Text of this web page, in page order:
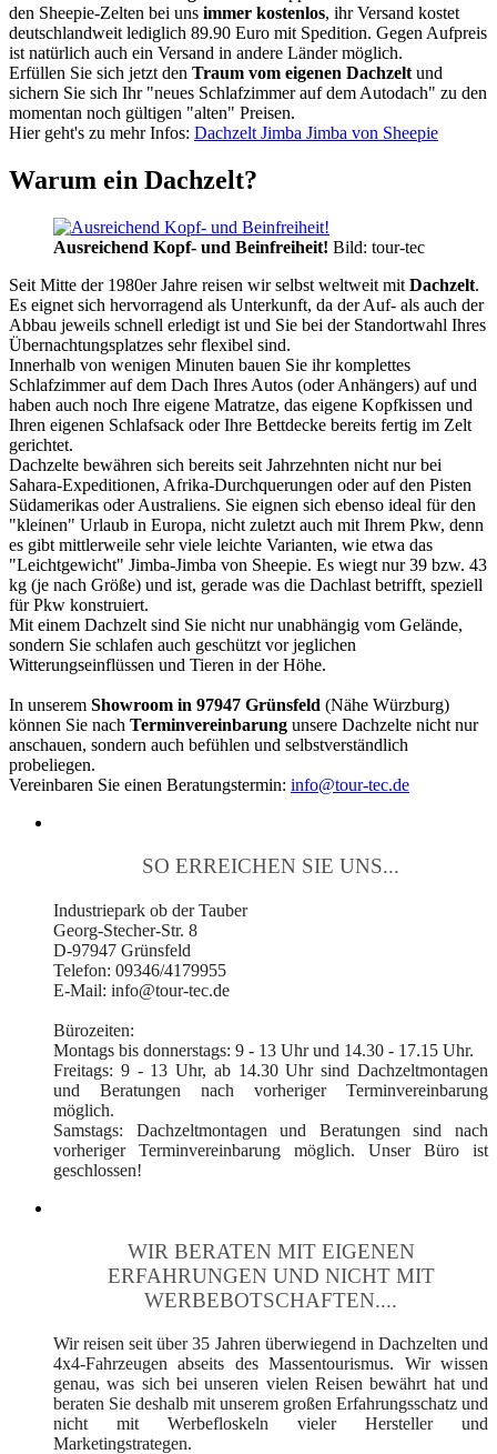
den Sheepie-Zelten bei uns immer kostenlos, ihr Versand kostet
deutschlandweit lediglich 89.90 Euro mit Spedition. Gegen Aufpreis
ist natürlich auch ein Versand in andere Länder möglich.
Erfüllen Sie sich jetzt den Traum vom eigenen Dachzelt und
sichern Sie sich Ihr "neues Schlafzimmer auf dem Autodach" zu den
momentan noch gültigen "alten" Preisen.
Hier geht's zu mehr Infos: Dachzelt Jimba Jimba von Sheepie
Warum ein Dachzelt?
Ausreichend Kopf- und Beinfreiheit! Bild: tour-tec
Seit Mitte der 1980er Jahre reisen wir selbst weltweit mit Dachzelt.
Es eignet sich hervorragend als Unterkunft, da der Auf- als auch der
Abbau jeweils schnell erledigt ist und Sie bei der Standortwahl Ihres
Übernachtungsplatzes sehr flexibel sind.
Innerhalb von wenigen Minuten bauen Sie ihr komplettes
Schlafzimmer auf dem Dach Ihres Autos (oder Anhängers) auf und
haben auch noch Ihre eigene Matratze, das eigene Kopfkissen und
Ihren eigenen Schlafsack oder Ihre Bettdecke bereits fertig im Zelt
gerichtet.
Dachzelte bewähren sich bereits seit Jahrzehnten nicht nur bei
Sahara-Expeditionen, Afrika-Durchquerungen oder auf den Pisten
Südamerikas oder Australiens. Sie eignen sich ebenso ideal für den
"kleinen" Urlaub in Europa, nicht zuletzt auch mit Ihrem Pkw, denn
es gibt mittlerweile sehr viele leichte Varianten, wie etwa das
"Leichtgewicht" Jimba-Jimba von Sheepie. Es wiegt nur 39 bzw. 43
kg (je nach Größe) und ist, gerade was die Dachlast betrifft, speziell
für Pkw konstruiert.
Mit einem Dachzelt sind Sie nicht nur unabhängig vom Gelände,
sondern Sie schlafen auch geschützt vor jeglichen
Witterungseinflüssen und Tieren in der Höhe.
In unserem Showroom in 97947 Grünsfeld (Nähe Würzburg)
können Sie nach Terminvereinbarung unsere Dachzelte nicht nur
anschauen, sondern auch befühlen und selbstverständlich
probeliegen.
Vereinbaren Sie einen Beratungstermin: info@tour-tec.de
SO ERREICHEN SIE UNS...
Industriepark ob der Tauber
Georg-Stecher-Str. 8
D-97947 Grünsfeld
Telefon: 09346/4179955
E-Mail: info@tour-tec.de
Bürozeiten:
Montags bis donnerstags: 9 - 13 Uhr und 14.30 - 17.15 Uhr.
Freitags: 9 - 13 Uhr, ab 14.30 Uhr sind Dachzeltmontagen
und Beratungen nach vorheriger Terminvereinbarung
möglich.
Samstags: Dachzeltmontagen und Beratungen sind nach
vorheriger Terminvereinbarung möglich. Unser Büro ist
geschlossen!
WIR BERATEN MIT EIGENEN
ERFAHRUNGEN UND NICHT MIT
WERBEBOTSCHAFTEN....
Wir reisen seit über 35 Jahren überwiegend in Dachzelten und
4x4-Fahrzeugen abseits des Massentourismus. Wir wissen
genau, was sich bei unseren vielen Reisen bewährt hat und
beraten Sie deshalb mit unserem großen Erfahrungsschatz und
nicht mit Werbefloskeln vieler Hersteller und
Marketingstrategen.